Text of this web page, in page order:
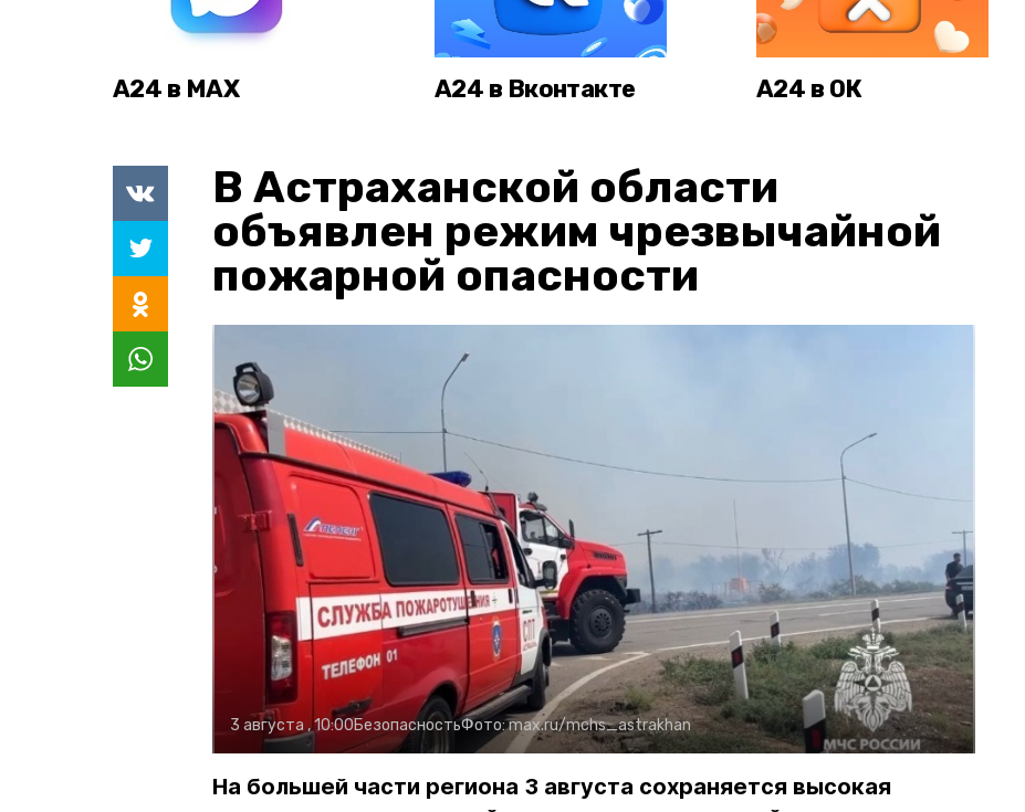
А24 в MAX А24 в Вконтакте А24 в ОК
В Астраханской области
объявлен режим чрезвычайной
пожарной опасности
3 августа , 10:00БезопасностьФото:max.ru/mchs_astrakhan
На большей части региона 3 августа сохраняется высокая